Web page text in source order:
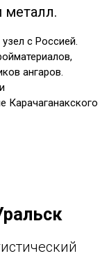
металл.
с Россией.
ангаров.
Карачаганакского